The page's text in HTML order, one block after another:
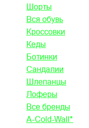
Шорты
Вся обувь
Кроссовки
Кеды
Ботинки
Сандалии
Шлепанцы
Лоферы
Все бренды
A-Cold-Wall*